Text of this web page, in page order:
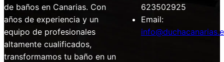
de baños en Canarias. Con
años de experiencia y un
equipo de profesionales
altamente cualificados,
transformamos tu baño en un
623502925
Email: